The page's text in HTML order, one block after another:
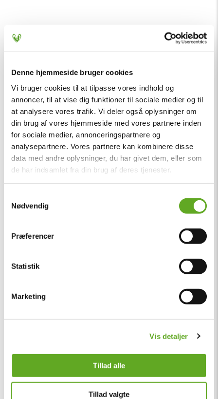
Denne hjemmeside bruger cookies
Vi bruger cookies til at tilpasse vores indhold og
annoncer, til at vise dig funktioner til sociale medier og til
at analysere vores trafik. Vi deler også oplysninger om
din brug af vores hjemmeside med vores partnere inden
for sociale medier, annonceringspartnere og
analysepartnere. Vores partnere kan kombinere disse
data med andre oplysninger, du har givet dem, eller som
de har indsamlet fra din brug af deres tjenester.
Nødvendig
Præferencer
Statistik
Marketing
Vis detaljer
Tillad alle
Tillad valgte